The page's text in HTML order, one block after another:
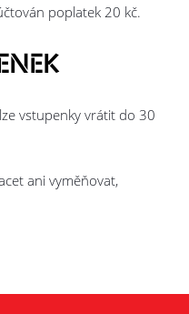
poplatek 20 kč.
vstupenky vrátit do 30
ani vyměňovat,